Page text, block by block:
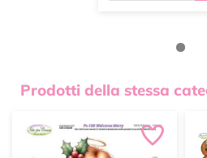
Prodotti della stessa